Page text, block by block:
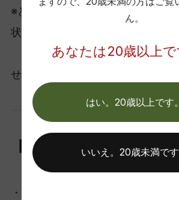
※どちらも必ずご自身のアカウン
状態でご参加ください。
アカウントが非公開の場合は参
せん。
【X】応募方法
・モトックス公式X（Twitter）ア
ん。
あなたは20歳以上で
はい。20歳以上です。
いいえ。20歳未満です